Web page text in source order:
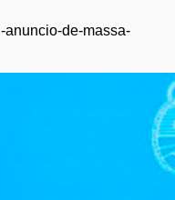
anuncio-de-massa-